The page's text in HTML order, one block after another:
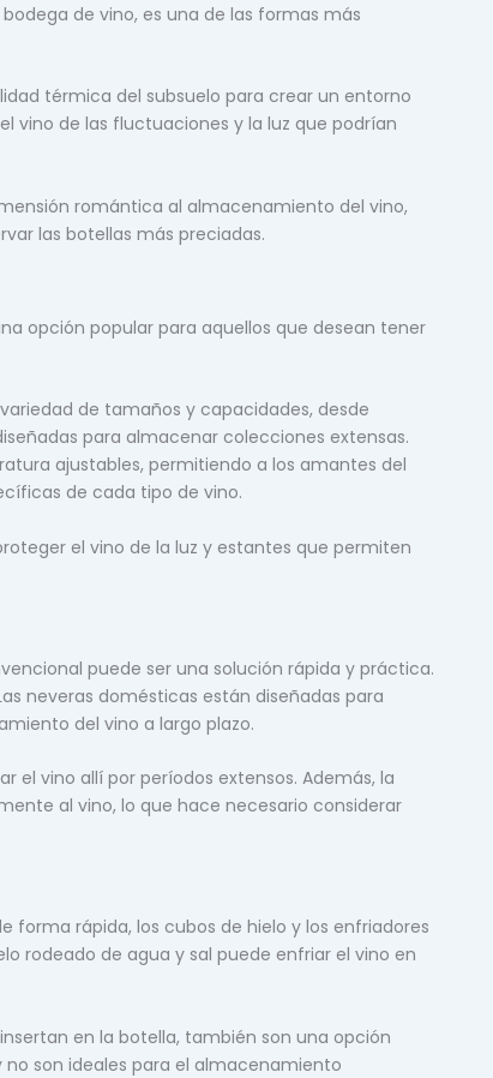
de vino, es una de las formas más
térmica del subsuelo para crear un entorno
vino de las fluctuaciones y la luz que podrían
romántica al almacenamiento del vino,
las botellas más preciadas.
opción popular para aquellos que desean tener
de tamaños y capacidades, desde
para almacenar colecciones extensas.
ajustables, permitiendo a los amantes del
de cada tipo de vino.
el vino de la luz y estantes que permiten
puede ser una solución rápida y práctica.
neveras domésticas están diseñadas para
del vino a largo plazo.
el vino allí por períodos extensos. Además, la
al vino, lo que hace necesario considerar
forma rápida, los cubos de hielo y los enfriadores
rodeado de agua y sal puede enfriar el vino en
en la botella, también son una opción
son ideales para el almacenamiento